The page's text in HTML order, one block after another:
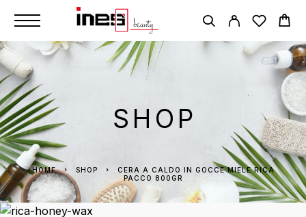
SHOP
HOME SHOP
CERA A CALDO IN GOCCE MIELE RICA
PACCO 800GR